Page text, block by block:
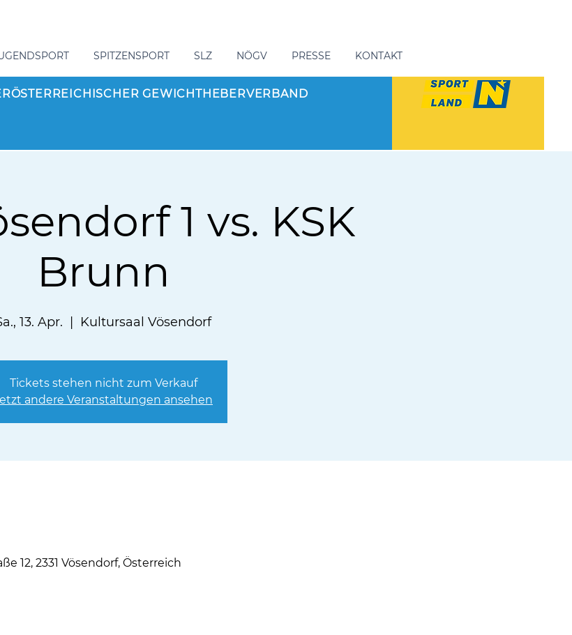
SPITZENSPORT SLZ NÖGV PRESSE KONTAKT
GEWICHTHEBERVERBAND
1 vs. KSK
Brunn
13. Apr. Kultursaal Vösendorf
Tickets stehen nicht zum Verkauf
andere Veranstaltungen ansehen
12, 2331 Vösendorf, Österreich